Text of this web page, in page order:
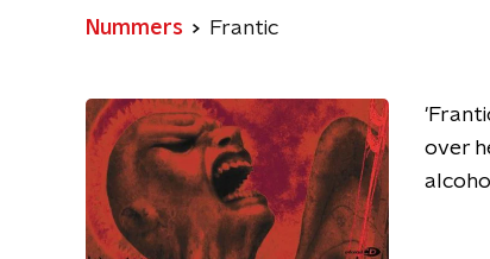
Nummers Frantic
over